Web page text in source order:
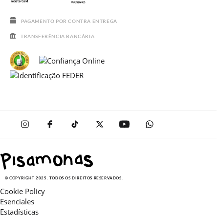
REBAJAS
PAGAMENTO POR CONTRA ENTREGA
TRANSFERÊNCIA BANCÁRIA
© COPYRIGHT 2025. TODOS OS DIREITOS RESERVADOS.
Cookie Policy
Esenciales
Estadísticas